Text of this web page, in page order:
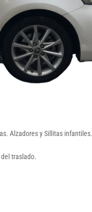
Alzadores y Sillitas infantiles.
traslado.